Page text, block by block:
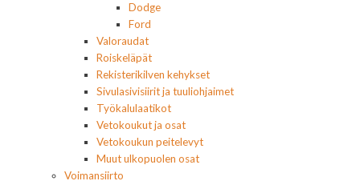
Dodge
Ford
Valoraudat
Roiskeläpät
Rekisterikilven kehykset
Sivulasivisiirit ja tuuliohjaimet
Työkalulaatikot
Vetokoukut ja osat
Vetokoukun peitelevyt
Muut ulkopuolen osat
Voimansiirto